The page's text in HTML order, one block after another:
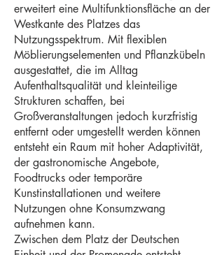
erweitert eine Multifunktionsfläche an der
Westkante des Platzes das
Nutzungsspektrum. Mit flexiblen
Möblierungselementen und Pflanzkübeln
ausgestattet, die im Alltag
Aufenthaltsqualität und kleinteilige
Strukturen schaffen, bei
Großveranstaltungen jedoch kurzfristig
entfernt oder umgestellt werden können
entsteht ein Raum mit hoher Adaptivität,
der gastronomische Angebote,
Foodtrucks oder temporäre
Kunstinstallationen und weitere
Nutzungen ohne Konsumzwang
aufnehmen kann.
Zwischen dem Platz der Deutschen